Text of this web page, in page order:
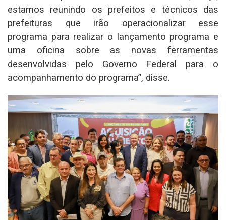
estamos reunindo os prefeitos e técnicos das
prefeituras que irão operacionalizar esse
programa para realizar o lançamento programa e
uma oficina sobre as novas ferramentas
desenvolvidas pelo Governo Federal para o
acompanhamento do programa”, disse.